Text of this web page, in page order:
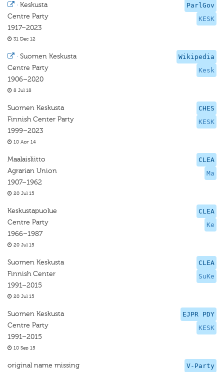
ParlGov
KESK
· Keskusta
Centre Party
1917–2023
31 Dec 12
Wikipedia
Kesk
· Suomen Keskusta
Centre Party
1906–2020
8 Jul 18
CHES
KESK
Suomen Keskusta
Finnish Center Party
1999–2023
10 Apr 14
CLEA
Ma
Maalaisliitto
Agrarian Union
1907–1962
20 Jul 15
CLEA
Ke
Keskustapuolue
Centre Party
1966–1987
20 Jul 15
CLEA
SuKe
Suomen Keskusta
Finnish Center
1991–2015
20 Jul 15
EJPR PDY
KESK
Suomen Keskusta
Centre Party
1991–2015
10 Sep 15
V-Party
original name missing